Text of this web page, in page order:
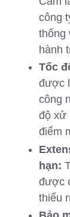
công
thống
hành
Tốc
được
công
độ xử
điểm
hạn:
được
thiểu